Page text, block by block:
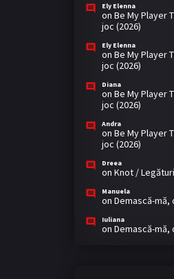
Ely Elenna
on Be My Player
joc (2026)
Ely Elenna
on Be My Player
joc (2026)
Diana
on Be My Player
joc (2026)
Andra
on Be My Player
joc (2026)
Dreea
on Knot /
Manuela
on Demască-
Iuliana
on Demască-